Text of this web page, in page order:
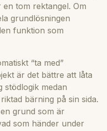
tom rektangel. Om
grundlösningen
funktion som
“ta med”
är det bättre att låta
stödlogik medan
bärning på sin sida.
grund som är
som händer under